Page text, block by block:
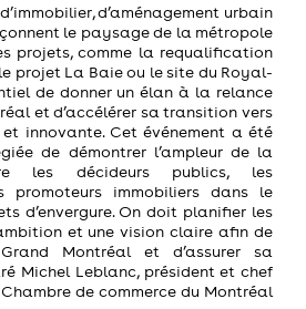
d’aménagement urbain
le paysage de la métropole
projets, comme la requalification
projet La Baie ou le site du Royal-
de donner un élan à la relance
et d’accélérer sa transition vers
innovante. Cet événement a été
de démontrer l’ampleur de la
les décideurs publics, les
promoteurs immobiliers dans le
d’envergure. On doit planifier les
et une vision claire afin de
Montréal et d’assurer sa
Michel Leblanc, président et chef
de commerce du Montréal